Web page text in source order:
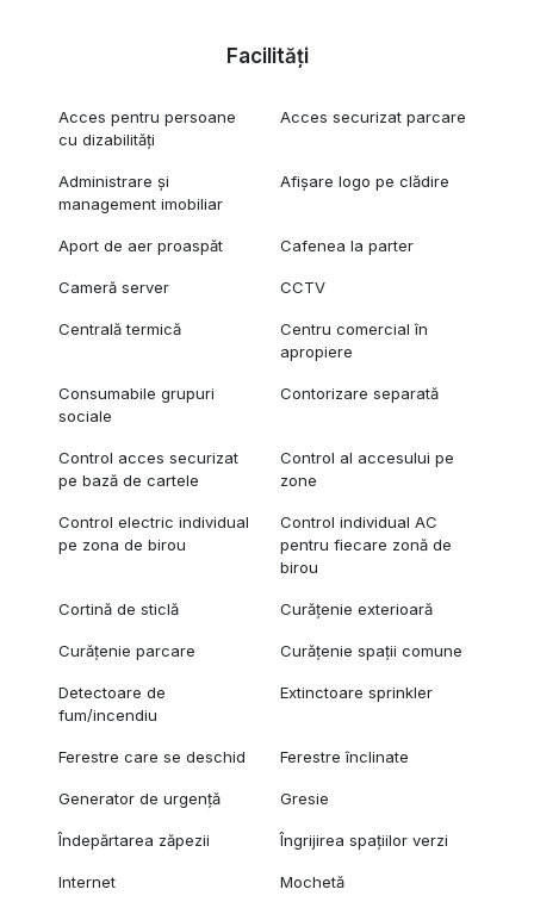
Facilități
Acces pentru persoane
cu dizabilități
Acces securizat parcare
Administrare și
management imobiliar
Afișare logo pe clădire
Aport de aer proaspăt Cafenea la parter
Cameră server CCTV
Centrală termică
Centru comercial în
apropiere
Consumabile grupuri
sociale
Contorizare separată
Control acces securizat
pe bază de cartele
Control al accesului pe
zone
Control electric individual
pe zona de birou
Control individual AC
pentru fiecare zonă de
birou
Cortină de sticlă Curățenie exterioară
Curățenie parcare Curățenie spații comune
Detectoare de
fum/incendiu
Extinctoare sprinkler
Ferestre care se deschid Ferestre înclinate
Generator de urgență Gresie
Îndepărtarea zăpezii Îngrijirea spațiilor verzi
Internet Mochetă